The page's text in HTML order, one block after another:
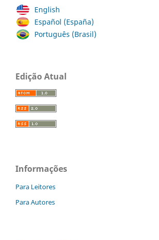
English
Español (España)
Português (Brasil)
Edição Atual
Informações
Para Leitores
Para Autores